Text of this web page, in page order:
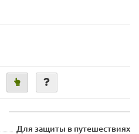
Для защиты в путешествиях